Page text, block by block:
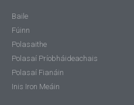
Baile
Fúinn
Polasaithe
Polasaí Príobháideachais
Polasaí Fianáin
Inis Iron Meáin